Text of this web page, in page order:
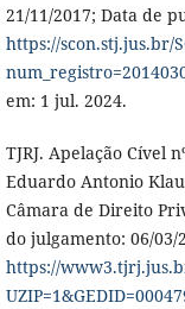
21/11/2017; Data de
https://scon.stj.jus.br/
em: 1 jul. 2024.
TJRJ. Apelação Cível
Eduardo Antonio
Câmara de Direito
do julgamento: 06/03/
https://